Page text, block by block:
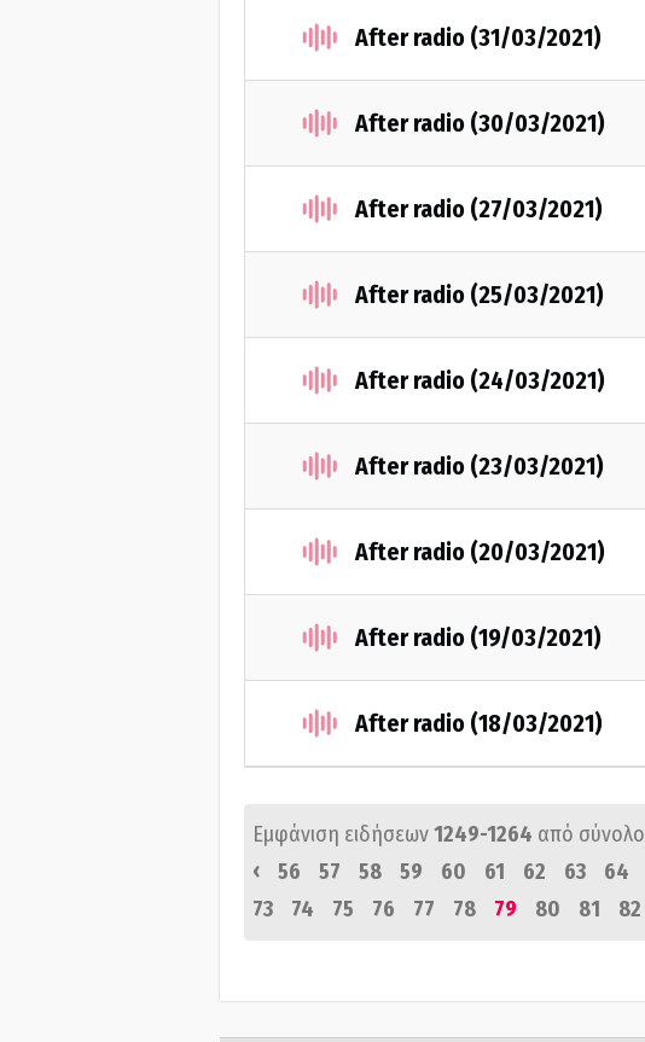
After radio (31/03/2021)
After radio (30/03/2021)
After radio (27/03/2021)
After radio (25/03/2021)
After radio (24/03/2021)
After radio (23/03/2021)
After radio (20/03/2021)
After radio (19/03/2021)
After radio (18/03/2021)
Εμφάνιση ειδήσεων1249-1264 από σύνολο
‹
56 57 58 59 60 61 62 63 64
73
74 75 76 77 78 79 80 81 82